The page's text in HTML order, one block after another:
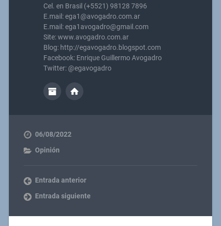
Cel. en Brasil (+5521) 98128 7896
E.mail: ega1@avogadro.com.ar
E.mail: ega1avogadro@gmail.com
Site: www.avogadro.com.ar
Blog: http://egavogadro.blogspot.com
Facebook: Enrique Guillermo Avogadro
Twitter: @egavogadro
06/08/2022
Opinión
Entrada anterior
Entrada siguiente